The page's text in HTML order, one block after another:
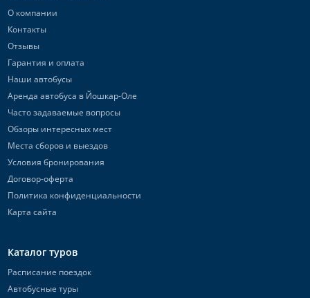
О компании
Контакты
Отзывы
Гарантия и оплата
Наши автобусы
Аренда автобуса в Йошкар-Оле
Часто задаваемые вопросы
Обзоры интересных мест
Места сборов и выездов
Условия бронирования
Договор-оферта
Политика конфиденциальности
Карта сайта
Каталог туров
Расписание поездок
Автобусные туры